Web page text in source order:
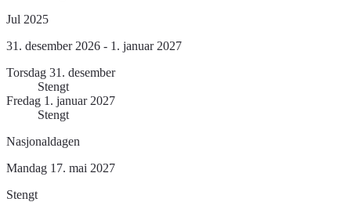
Jul 2025
31. desember 2026 - 1. januar 2027
Torsdag 31. desember
Stengt
Fredag 1. januar 2027
Stengt
Nasjonaldagen
Mandag 17. mai 2027
Stengt